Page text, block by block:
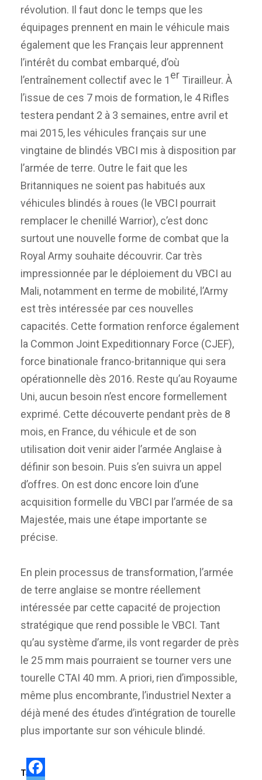
révolution. Il faut donc le temps que les
équipages prennent en main le véhicule mais
également que les Français leur apprennent
l’intérêt du combat embarqué, d’où
l’entraînement collectif avec le 1er Tirailleur. À
l’issue de ces 7 mois de formation, le 4 Rifles
testera pendant 2 à 3 semaines, entre avril et
mai 2015, les véhicules français sur une
vingtaine de blindés VBCI mis à disposition par
l’armée de terre. Outre le fait que les
Britanniques ne soient pas habitués aux
véhicules blindés à roues (le VBCI pourrait
remplacer le chenillé Warrior), c’est donc
surtout une nouvelle forme de combat que la
Royal Army souhaite découvrir. Car très
impressionnée par le déploiement du VBCI au
Mali, notamment en terme de mobilité, l’Army
est très intéressée par ces nouvelles
capacités. Cette formation renforce également
la Common Joint Expeditionnary Force (CJEF),
force binationale franco-britannique qui sera
opérationnelle dès 2016. Reste qu’au Royaume
Uni, aucun besoin n’est encore formellement
exprimé. Cette découverte pendant près de 8
mois, en France, du véhicule et de son
utilisation doit venir aider l’armée Anglaise à
définir son besoin. Puis s’en suivra un appel
d’offres. On est donc encore loin d’une
acquisition formelle du VBCI par l’armée de sa
Majestée, mais une étape importante se
précise.
En plein processus de transformation, l’armée
de terre anglaise se montre réellement
intéressée par cette capacité de projection
stratégique que rend possible le VBCI. Tant
qu’au système d’arme, ils vont regarder de près
le 25 mm mais pourraient se tourner vers une
tourelle CTAI 40 mm. A priori, rien d’impossible,
même plus encombrante, l’industriel Nexter a
déjà mené des études d’intégration de tourelle
plus importante sur son véhicule blindé.
Tags: